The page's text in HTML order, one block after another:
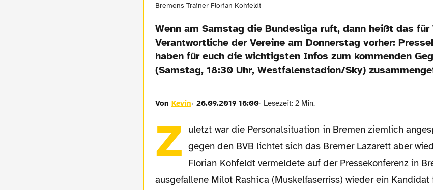
Bremens Trainer Florian Kohfeldt
Wenn am Samstag die Bundesliga ruft, dann heißt das für
Verantwortliche der Vereine am Donnerstag vorher:
haben für euch die wichtigsten Infos zum kommenden
(Samstag, 18:30 Uhr, Westfalenstadion/Sky)
Von Kevin 26.09.2019 16:00 Lesezeit: 2 Min.
Z uletzt war die Personalsituation in Bremen ziemlich
gegen den BVB lichtet sich das Bremer Lazarett aber
Florian Kohfeldt vermeldete auf der Pressekonferenz in
ausgefallene Milot Rashica (Muskelfaserriss) wieder ein